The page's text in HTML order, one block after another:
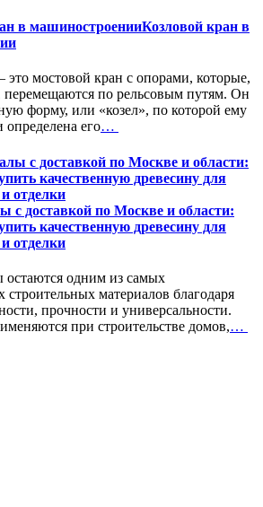
Козловой кран в
это мостовой кран с опорами, которые,
перемещаются по рельсовым путям. Он
форму, или «козел», по которой ему
определена его…
с доставкой по Москве и области:
качественную древесину для
отделки
остаются одним из самых
строительных материалов благодаря
прочности и универсальности.
при строительстве домов,…